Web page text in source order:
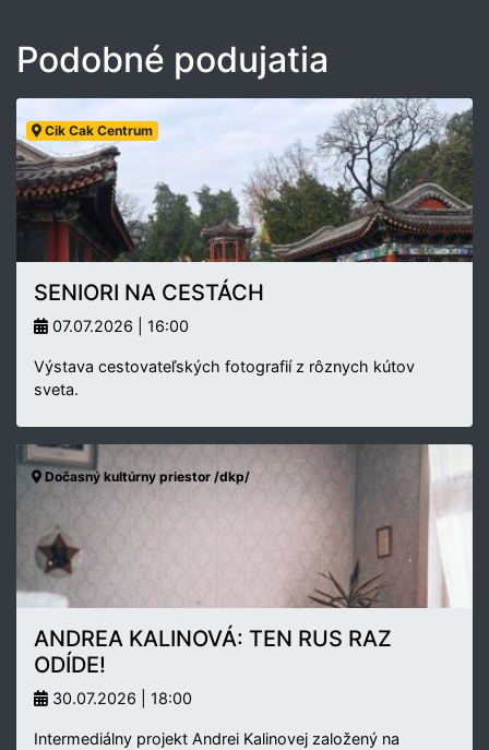
Podobné podujatia
Cik Cak Centrum
SENIORI NA CESTÁCH
07.07.2026 | 16:00
Výstava cestovateľských fotografií z rôznych kútov
sveta.
Dočasný kultúrny priestor /dkp/
ANDREA KALINOVÁ: TEN RUS RAZ
ODÍDE!
30.07.2026 | 18:00
Intermediálny projekt Andrei Kalinovej založený na